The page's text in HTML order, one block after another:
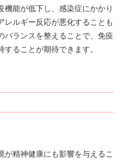
機能が低下し、感染症にかかり
レルギー反応が悪化することも
バランスを整えることで、免疫
ることが期待できます。
が精神健康にも影響を与えるこ